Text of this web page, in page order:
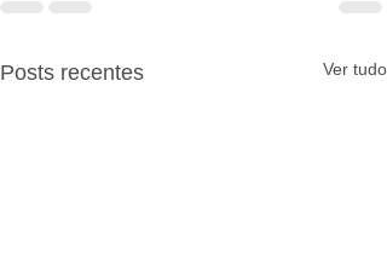
Posts recentes Ver tudo